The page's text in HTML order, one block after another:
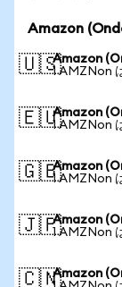
Amazon
🇺🇸Amazon
1 AMZNon
🇪🇺Amazon
1 AMZNon
🇬🇧Amazon
1 AMZNon
🇯🇵Amazon
1 AMZNon
🇨🇳Amazon